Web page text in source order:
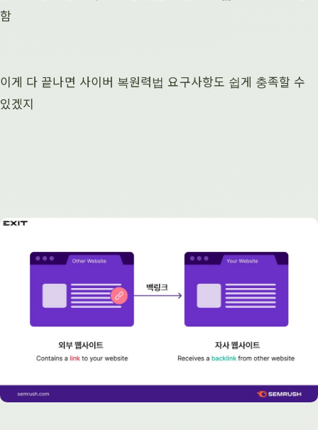
함
이게 다 끝나면 사이버 복원력법 요구사항도 쉽게 충족할 수
있겠지